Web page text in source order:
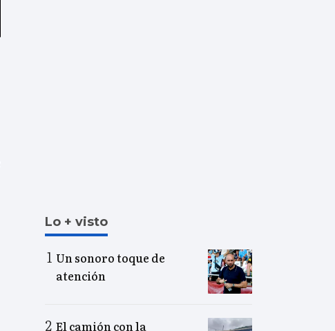
Lo + visto
Un sonoro toque de
atención
El camión con la